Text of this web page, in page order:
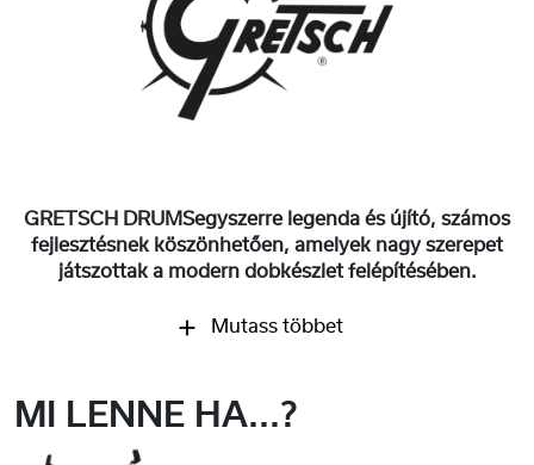
GRETSCH DRUMSegyszerre legenda és újító, számos
fejlesztésnek köszönhetően, amelyek nagy szerepet
játszottak a modern dobkészlet felépítésében.
Mutass többet
MI LENNE HA...?